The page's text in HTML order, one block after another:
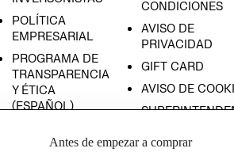
POLÍTICA
EMPRESARIAL
PROGRAMA DE
TRANSPARENCIA
Y ÉTICA
(ESPAÑOL)
TRANSPARENCIA
CONDICIONES
AVISO DE
PRIVACIDAD
GIFT CARD
AVISO DE
COMERCIO - SIC
Antes de empezar a comprar